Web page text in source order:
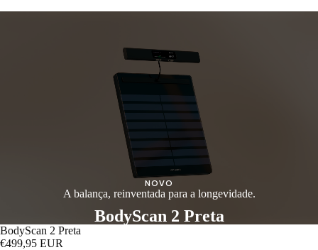
NOVO
A balança, reinventada para a longevidade.
BodyScan 2 Preta
BodyScan 2 Preta
€499,95 EUR